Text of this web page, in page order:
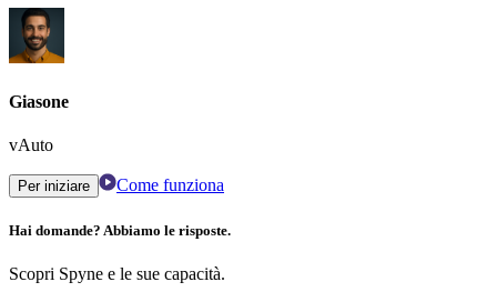
Giasone
vAuto
Per iniziare Come funziona
Hai domande? Abbiamo le risposte.
Scopri Spyne e le sue capacità.